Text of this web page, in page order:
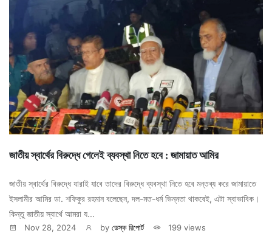
জাতীয় স্বার্থের বিরুদ্ধে গেলেই ব্যবস্থা নিতে হবে : জামায়াত আমির
জাতীয় স্বার্থের বিরুদ্ধে যারাই যাবে তাদের বিরুদ্ধে ব্যবস্থা নিতে হবে মন্তব্য করে জামায়াতে
ইসলামীর আমির ডা. শফিকুর রহমান বলেছেন, দল-মত-ধর্ম ভিন্নতা থাকবেই, এটা স্বাভাবিক।
কিন্তু জাতীয় স্বার্থে আমরা য...
Nov 28, 2024 by ডেস্ক রিপোর্ট 199 views